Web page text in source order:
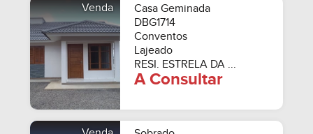
Venda
Casa Geminada
DBG1714
Conventos
Lajeado
RESI. ESTRELA DA ...
A Consultar